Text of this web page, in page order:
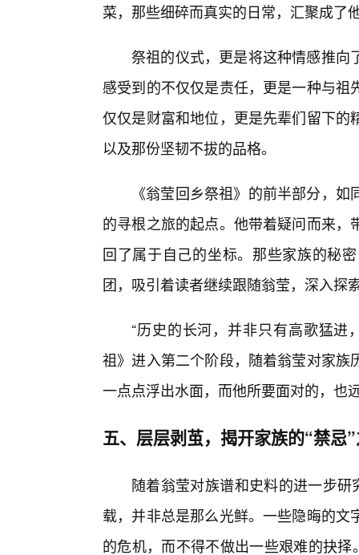
菜，那些细碎而真实的日常，汇聚成了
祭祖的仪式，更是将这种情感推
感受到的不仅仅是责任，更是一种与
仅仅是财富和地位，更是先辈们留下
以及那份坚韧不拔的品格。
《翁莹回乡祭祖》的前半部分，
的寻根之旅的起点。他带着疑问而来
回了属于自己的坐标。那些家族的秘
团，吸引着读者继续跟随翁莹，深入探
“历史的长河，并非只有高歌猛进
祖》进入第二个阶段，随着翁莹对家
一点点浮出水面，而他所要面对的，也
五、层层剥茧，揭开家族的“禁忌
随着翁莹对族谱和史料的进一步研
载，并非总是那么光鲜。一些隐晦的
的危机，而不得不做出一些艰难的抉